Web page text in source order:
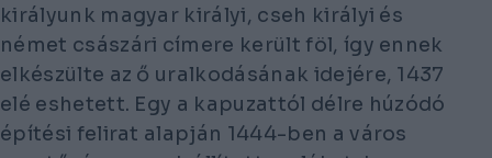
királyunk magyar királyi, cseh királyi és
német császári címere került föl, így ennek
elkészülte az ő uralkodásának idejére, 1437
elé eshetett. Egy a kapuzattól délre húzódó
építési felirat alapján 1444-ben a város